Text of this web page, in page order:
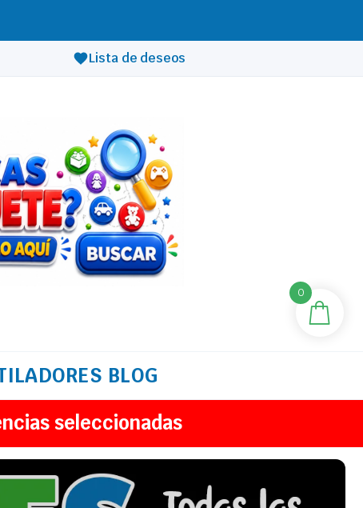
Lista de deseos
BLOG
seleccionadas
0